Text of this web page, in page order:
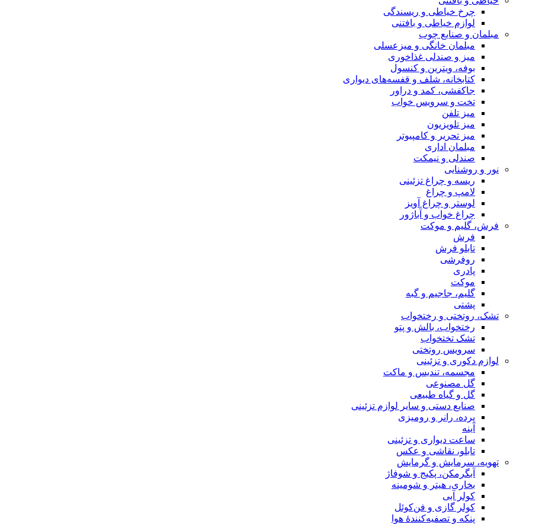
چرخ خیاطی و ریسندگی
لوازم خیاطی و بافتنی
مبلمان و صنایع چوب
مبلمان خانگی و میزعسلی
میز و صندلی غذاخوری
بوفه، ویترین و کنسول
کتابخانه، شلف و قفسه‌های دیواری
جاکفشی، کمد و دراور
تخت و سرویس خواب
میز تلفن
میز تلویزیون
میز تحریر و کامپیوتر
مبلمان اداری
صندلی و نیمکت
نور و روشنایی
ریسه و چراغ تزئینی
لامپ و چراغ
لوستر و چراغ آویز
چراغ خواب و آباژور
فرش، گلیم و موکت
فرش
تابلو فرش
روفرشی
پادری
موکت
گلیم، جاجیم و گبه
پشتی
تشک، روتختی و رختخواب
رختخواب، بالش و پتو
تشک تختخواب
سرویس روتختی
لوازم دکوری و تزئینی
مجسمه، تندیس و ماکت
گل مصنوعی
گل و گیاه طبیعی
صنایع دستی و سایر لوازم تزئینی
پرده، رانر و رومیزی
آینه
ساعت دیواری و تزئینی
تابلو، نقاشی و عکس
تهویه، سرمایش و گرمایش
آبگرمکن، پکیج و شوفاژ
بخاری، هیتر و شومینه
کولر آبی
کولر گازی و فن‌کوئل
پنکه و تصفیه‌کنندهٔ هوا